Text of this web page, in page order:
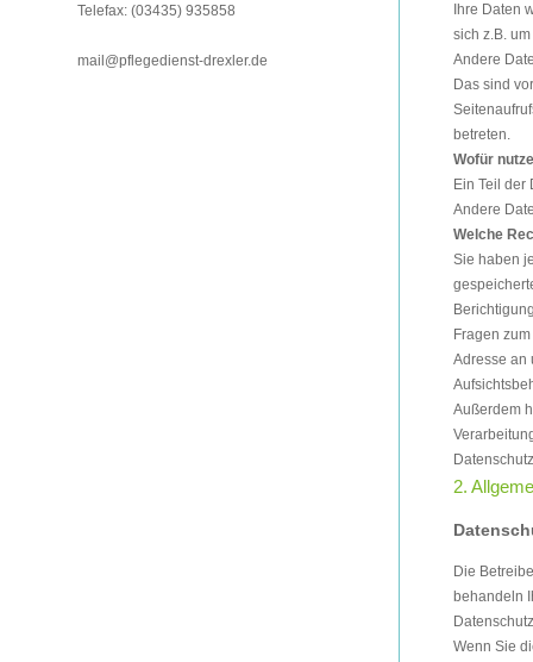
Telefax: (03435) 935858
mail@pflegedienst-drexler.de
Ihre Daten
sich z.B.
Andere
Das sind
betreten.
Wofür
Ein Teil der
Andere
Welche
Sie haben
Fragen
Adresse an
Außerdem
2.
Die
behandeln
Wenn Sie